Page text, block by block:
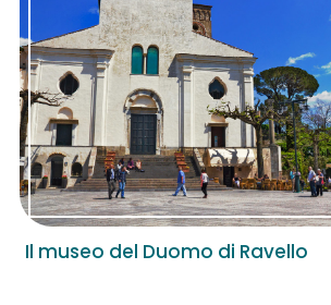
Il museo del Duomo di Ravello